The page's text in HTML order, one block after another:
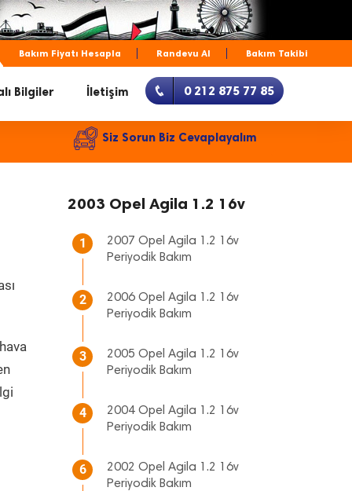
Bakım Fiyatı Hesapla Randevu Al Bakım Takibi
Bilgiler İletişim 0 212 875 77 85
Siz Sorun Biz Cevaplayalım
2003 Opel Agila 1.2 16v
1
2007 Opel Agila 1.2 16v
Periyodik Bakım
2
2006 Opel Agila 1.2 16v
Periyodik Bakım
3
2005 Opel Agila 1.2 16v
Periyodik Bakım
4
2004 Opel Agila 1.2 16v
Periyodik Bakım
6
2002 Opel Agila 1.2 16v
Periyodik Bakım